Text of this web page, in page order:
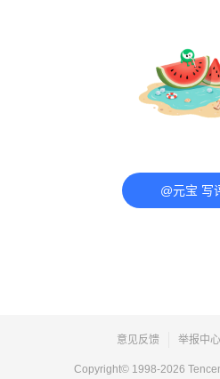
@元宝 写
意见反馈 举报中心
Copyright© 1998-2026